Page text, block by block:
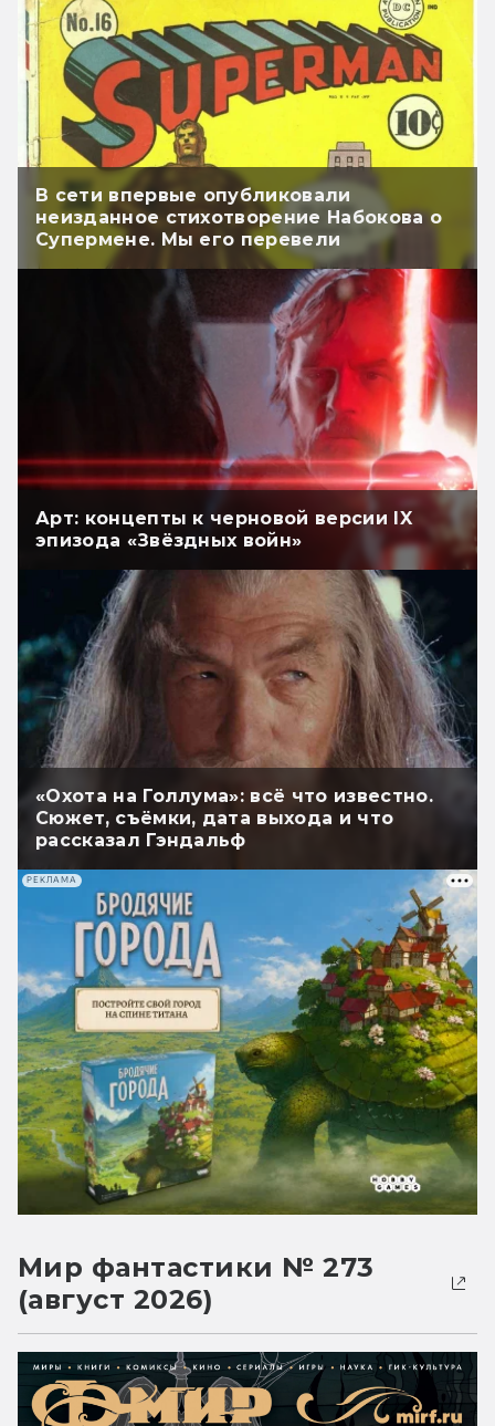
В сети впервые опубликовали
неизданное стихотворение Набокова о
Супермене. Мы его перевели
Арт: концепты к черновой версии IX
эпизода «Звёздных войн»
«Охота на Голлума»: всё что известно.
Сюжет, съёмки, дата выхода и что
рассказал Гэндальф
РЕКЛАМА
Мир фантастики № 273
(август 2026)